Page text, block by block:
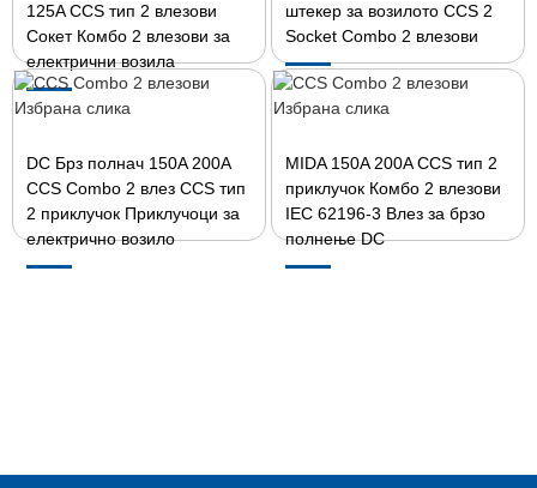
125A CCS тип 2 влезови
Сокет Комбо 2 влезови за
електрични возила
штекер за возилото CCS 2
Socket Combo 2 влезови
DC Брз полнач 150A 200A
CCS Combo 2 влез CCS тип
2 приклучок Приклучоци за
електрично возило
MIDA 150A 200A CCS тип 2
приклучок Комбо 2 влезови
IEC 62196-3 Влез за брзо
полнење DC